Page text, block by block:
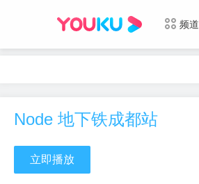
频道
Node 地下铁成都站
立即播放